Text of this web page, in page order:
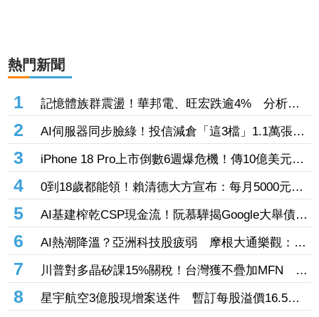
熱門新聞
1
記憶體族群震盪！華邦電、旺宏跌逾4% 分析師
點名「這2檔」多頭：布局看技術面
2
AI伺服器同步臉綠！投信減倉「這3檔」1.1萬張
投信連砍緯創2刀帶走18.96億元
3
iPhone 18 Pro上市倒數6週爆危機！傳10億美元晶
片卡封裝「躺在廠房」 恐面臨庫存不足
4
0到18歲都能領！賴清德大方宣布：每月5000元成
長津貼 婚、產假全面加碼
5
AI基建榨乾CSP現金流！阮慕驊揭Google大舉債衝
擊
6
AI熱潮降溫？亞洲科技股疲弱 摩根大通樂觀：長
期投資趨勢未變
7
川普對多晶矽課15%關稅！台灣獲不疊加MFN 行
政院：對台影響有限
8
星宇航空3億股現增案送件 暫訂每股溢價16.5
元、預計募資49.5億元